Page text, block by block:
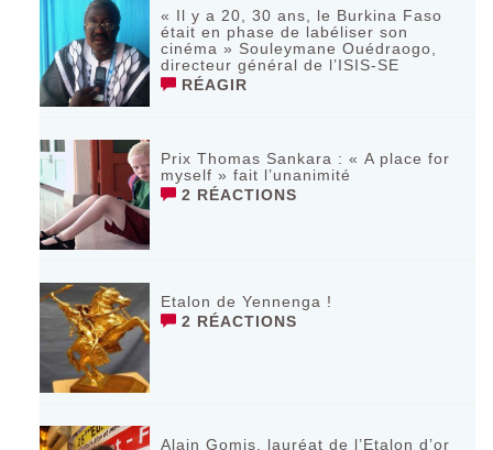
« Il y a 20, 30 ans, le Burkina Faso
était en phase de labéliser son
cinéma » Souleymane Ouédraogo,
directeur général de l’ISIS-SE
RÉAGIR
Prix Thomas Sankara : « A place for
myself » fait l’unanimité
2 RÉACTIONS
Etalon de Yennenga !
2 RÉACTIONS
Alain Gomis, lauréat de l’Etalon d’or